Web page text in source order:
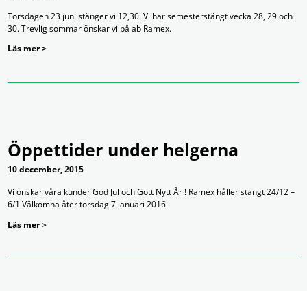
Torsdagen 23 juni stänger vi 12,30. Vi har semesterstängt vecka 28, 29 och
30. Trevlig sommar önskar vi på ab Ramex.
Läs mer >
Öppettider under helgerna
10 december, 2015
Vi önskar våra kunder God Jul och Gott Nytt År ! Ramex håller stängt 24/12 –
6/1 Välkomna åter torsdag 7 januari 2016
Läs mer >